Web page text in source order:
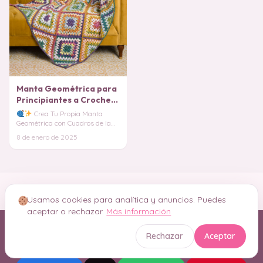
Manta Geométrica para
Principiantes a Crochet
PATRON GRATIS
Crea Tu Propia Manta
Geométrica con Cuadros de la
envolver a tus seres que
8 de enero de 2025
¿Te gusta? ¡Compártelo!
Usamos cookies para analítica y anuncios. Puedes
aceptar o rechazar. Más información
Rechazar Aceptar